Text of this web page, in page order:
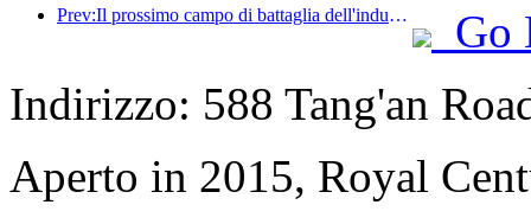
Prev:Il prossimo campo di battaglia dell'industria alberghiera risiede nei geni sostenibili dell'arredamento
Go
Indirizzo: 588 Tang'an
Aperto in 2015, Royal